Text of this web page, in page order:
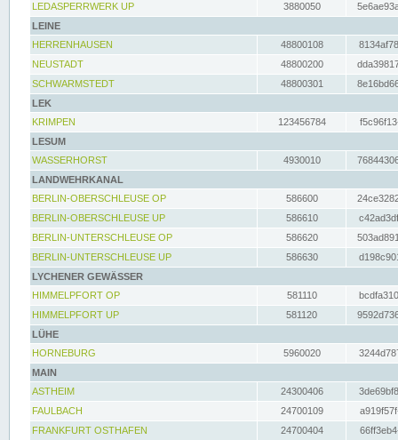
LEDASPERRWERK UP
3880050
LEINE
HERRENHAUSEN
48800108
NEUSTADT
48800200
SCHWARMSTEDT
48800301
LEK
KRIMPEN
123456784
LESUM
WASSERHORST
4930010
LANDWEHRKANAL
BERLIN-OBERSCHLEUSE OP
586600
BERLIN-OBERSCHLEUSE UP
586610
BERLIN-UNTERSCHLEUSE OP
586620
BERLIN-UNTERSCHLEUSE UP
586630
LYCHENER GEWÄSSER
HIMMELPFORT OP
581110
HIMMELPFORT UP
581120
LÜHE
HORNEBURG
5960020
MAIN
ASTHEIM
24300406
FAULBACH
24700109
FRANKFURT OSTHAFEN
24700404